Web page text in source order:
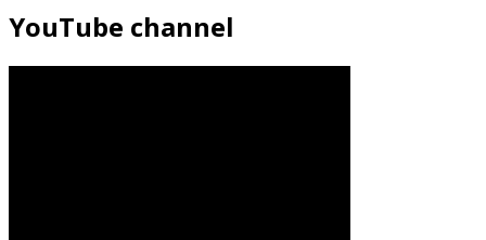
YouTube channel